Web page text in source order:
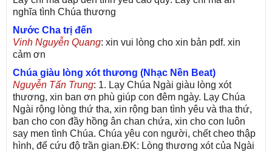
nghĩa tình Chúa thương
Nước Cha trị đến
Vinh Nguyễn Quang: xin vui lòng cho xin bản pdf. xin
cảm ơn
Chúa giàu lòng xót thương (Nhạc Nền Beat)
Nguyễn Tấn Trung: 1. Lạy Chúa Ngài giàu lòng xót
thương, xin ban ơn phù giúp con đêm ngày. Lạy Chúa
Ngài rộng lòng thứ tha, xin rộng ban tình yêu và tha thứ,
ban cho con đầy hồng ân chan chứa, xin cho con luôn
say men tình Chúa. Chúa yêu con người, chết cheo thập
hình, để cứu độ trần gian.ĐK: Lòng thương xót của Ngài